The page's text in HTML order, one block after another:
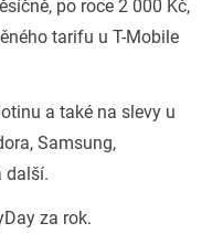
po roce 2 000 Kč,
tarifu u T-Mobile
a také na slevy u
Samsung,
další.
za rok.